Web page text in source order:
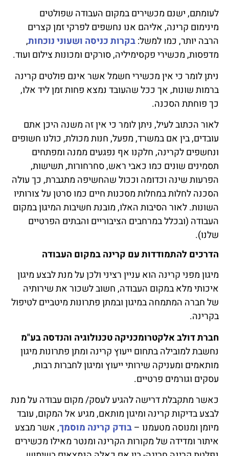
לעומתם, ישנם מכשירים במקום העבודה שפולטים
מינימום קרינה, אליהם אנו נחשפים לפרקי זמן קצרים
הרבה יותר, כמו למשל:בקרות כניסה ושעוני נוכחות,
מדפסות, מכשירי פקסימיליה, סורקים ומכונות צילום ועוד.
ניתן לומר כי אין מכשירי חשמל אשר אינם פולטים קרינה
ברמות שונות, אך ככל שהעובד נמצא פחות זמן ליד אלו,
כך פוחתת הסכנה.
לאור הכתוב לעיל, ניתן לומר כי אין זה משנה היכן אתם
עובדים, בין אם במשרד, מפעל, חנות מכולת, כולנו חשופים
ונחשפים לקרינה, חלקנו אף נפגעים ממנה ומפתחים
תסמינים שונים כמו כאבי ראש, סחרחורות, תשישות,
הפרעות שינה וכדומה וככול שהחשיפה מתגברת, כך עולה
הסכנה לחלות במחלות מסכנות חיים כמו סרטן על צורותיו
השונות. לאור הסיבות האלו, מובנת חשיבות המיגון במקום
העבודה (ובכלל במרחבים הציבוריים והבתים הפרטיים
שלנו).
הדרכים להתמודדות עם קרינה במקום העבודה
מיגון מפני קרינה הוא עניין רציני ולכן על מנת לבצע מיגון
איכותי מלא במקום העבודה, חשוב לשכור את שירותיה
של חברה המתמחה במיגון ובמתן פתרונות מיטביים לטיפול
בקרינה.
חברת דולב אלקטרומכניקה טכנולוגיה והנדסה בע"מ
נחשבת למובילה בתחום ייעוץ קרינה ומתן פתרונות מיגון
מותאמים ומעניקה שירותי ייעוץ ומיגון לחברות רבות,
עסקים וגורמים פרטיים.
כאשר מתקבלת דרישה להגיע לעסק/ מקום עבודה על מנת
לבצע בדיקות קרינה ומיגון מותאם, מגיע אל המקום, עובד
מיומן ומנוסה מטעמנו –בודק קרינה מוסמך, אשר מבצע
איתור ומדידה של מקורות הקרינה ומנטר מאילו מכשירים